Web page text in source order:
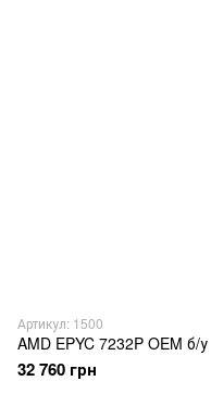
Артикул: 1500
AMD EPYC 7232P OEM б/у
32 760 грн